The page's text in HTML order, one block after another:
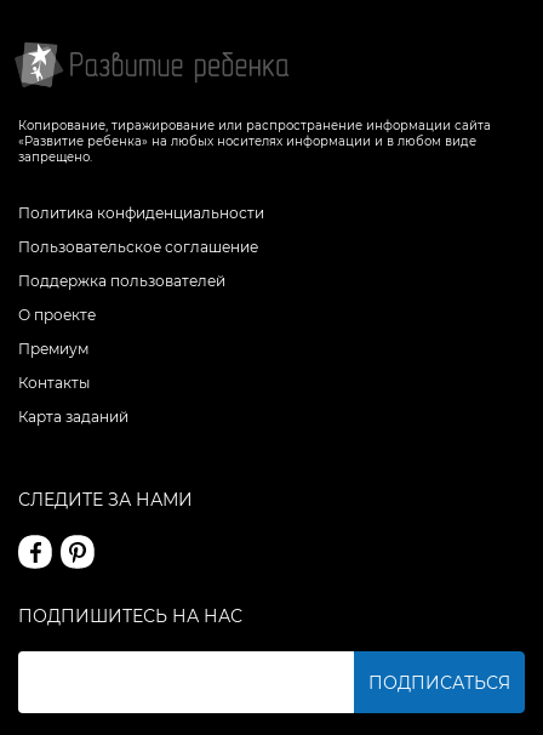
Копирование, тиражирование или распространение информации сайта
«Развитие ребенка» на любых носителях информации и в любом виде
запрещено.
Политика конфиденциальности
Пользовательское соглашение
Поддержка пользователей
О проекте
Премиум
Контакты
Карта заданий
СЛЕДИТЕ ЗА НАМИ
ПОДПИШИТЕСЬ НА НАС
ПОДПИСАТЬСЯ